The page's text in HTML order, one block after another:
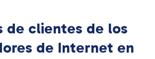
de clientes de los
de Internet en